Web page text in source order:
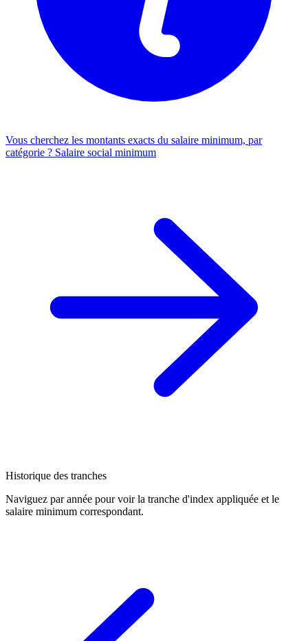
Vous cherchez les montants exacts du salaire minimum, par
catégorie ? Salaire social minimum
Historique des tranches
Naviguez par année pour voir la tranche d'index appliquée et le
salaire minimum correspondant.